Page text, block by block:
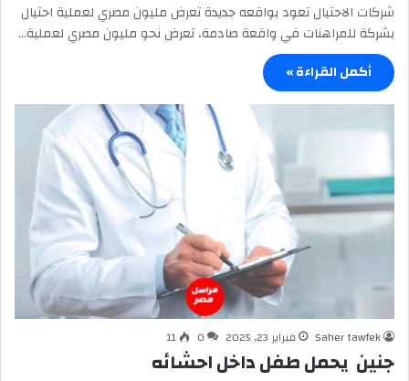
شركات الاحتيال تعود بواقعه جديدة تعرض مليون مصري لعملية احتيال
بشركة للمراهنات في واقعة صادمة، تعرض نحو مليون مصري لعملية…
أكمل القراءة »
Saher tawfek فبراير 23, 2025 0
11
جنين يحمل طفل داخل احشائه